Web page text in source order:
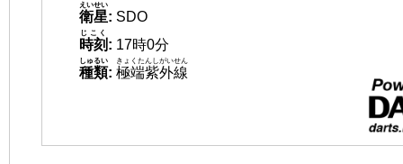
衛星
えいせい
: SDO
時刻
じこく
: 17時0分
種類
しゅるい
: 極端紫外線
きょくたんしがいせん